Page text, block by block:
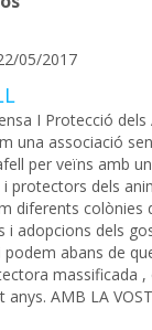
05/2017
I Protecció dels
una associació
per veïns amb
protectors dels
diferents colònies
i adopcions dels
abans de
massificada ,
AMB LA